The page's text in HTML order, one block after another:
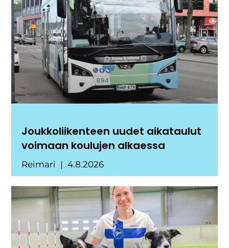
Joukkoliikenteen uudet aikataulut
voimaan koulujen alkaessa
Reimari 4.8.2026